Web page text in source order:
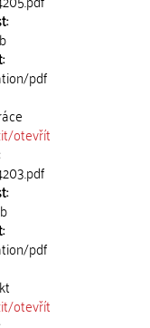
pdf
otevřít
pdf
otevřít